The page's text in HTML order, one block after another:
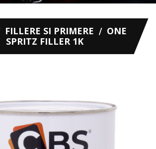
FILLERE SI PRIMERE
ONE
SPRITZ FILLER 1K